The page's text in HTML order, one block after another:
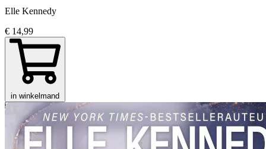
Elle Kennedy
€ 14,99
in winkelmand